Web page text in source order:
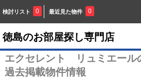
検討リスト 0 最近見た物件 0
徳島のお部屋探し専門店
エクセレント リュミエール
過去掲載物件情報